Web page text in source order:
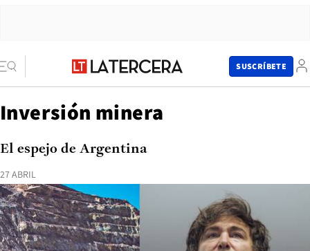
SUSCRÍBETE
Inversión minera
27 ABRIL
El espejo de Argentina